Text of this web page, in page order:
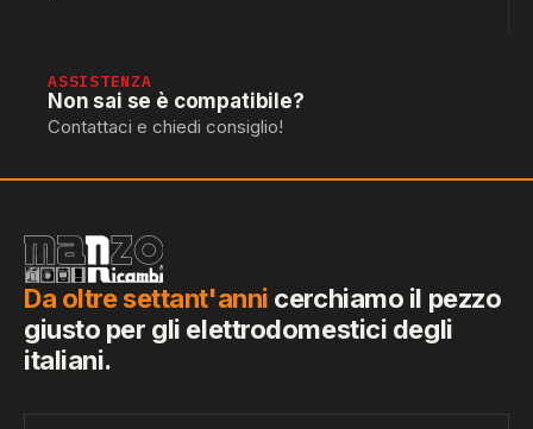
ASSISTENZA
Non sai se è compatibile?
Contattaci e chiedi consiglio!
Da oltre settant'anni cerchiamo il pezzo
giusto per gli elettrodomestici degli
italiani.